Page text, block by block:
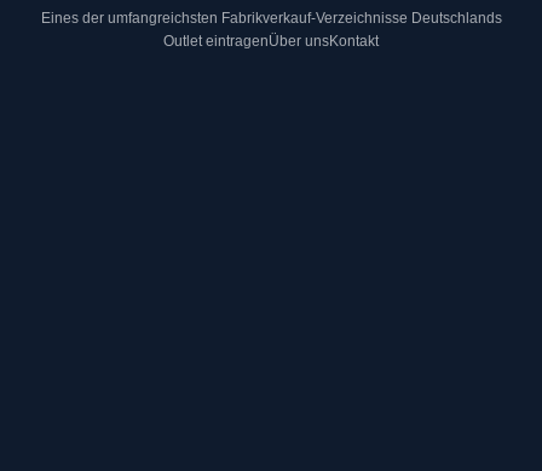
Eines der umfangreichsten Fabrikverkauf-Verzeichnisse Deutschlands
Outlet eintragenÜber unsKontakt